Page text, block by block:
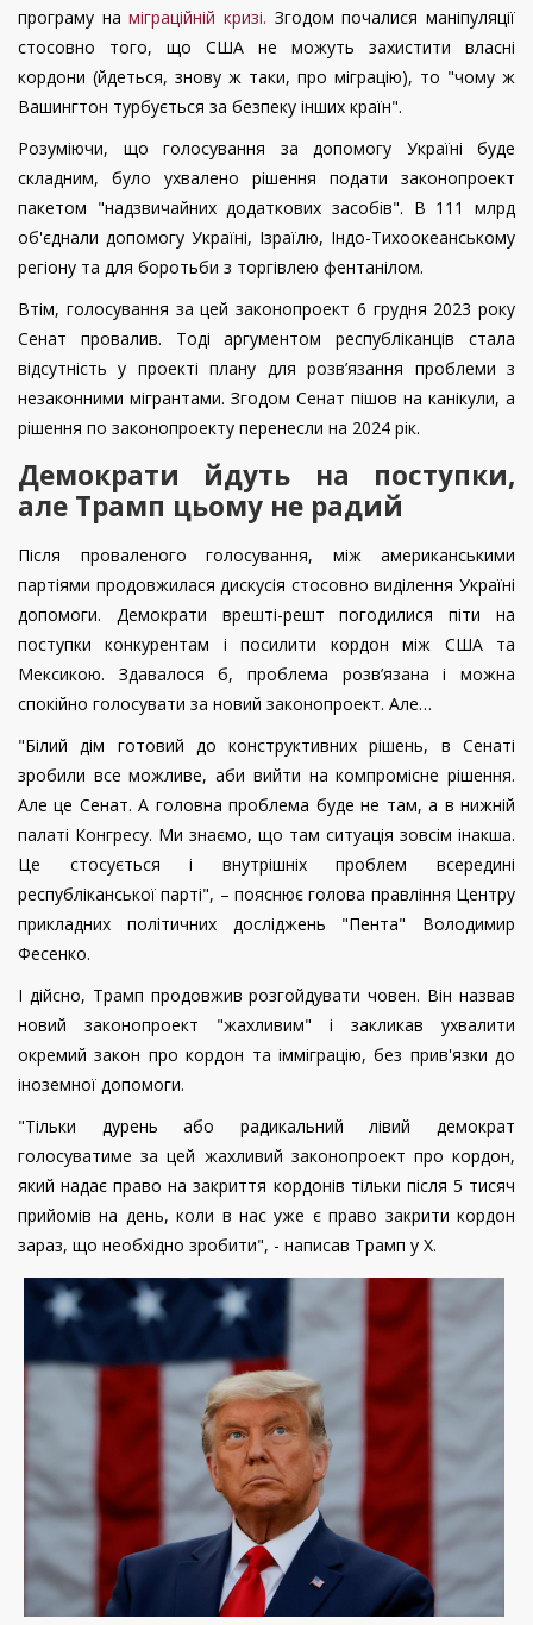
програму наміграційній кризі. Згодом почалися маніпуляції
стосовно того, що США не можуть захистити власні
кордони (йдеться, знову ж таки, про міграцію), то "чому ж
Вашингтон турбується за безпеку інших країн".
Розуміючи, що голосування за допомогу Україні буде
складним, було ухвалено рішення подати законопроект
пакетом "надзвичайних додаткових засобів". В 111 млрд
об'єднали допомогу Україні, Ізраїлю, Індо-Тихоокеанському
регіону та для боротьби з торгівлею фентанілом.
Втім, голосування за цей законопроект 6 грудня 2023 року
Сенат провалив. Тоді аргументом республіканців стала
відсутність у проекті плану для розв’язання проблеми з
незаконними мігрантами. Згодом Сенат пішов на канікули, а
рішення по законопроекту перенесли на 2024 рік.
Демократи йдуть на поступки,
але Трамп цьому не радий
Після проваленого голосування, між американськими
партіями продовжилася дискусія стосовно виділення Україні
допомоги. Демократи врешті-решт погодилися піти на
поступки конкурентам і посилити кордон між США та
Мексикою. Здавалося б, проблема розв’язана і можна
спокійно голосувати за новий законопроект. Але…
"Білий дім готовий до конструктивних рішень, в Сенаті
зробили все можливе, аби вийти на компромісне рішення.
Але це Сенат. А головна проблема буде не там, а в нижній
палаті Конгресу. Ми знаємо, що там ситуація зовсім інакша.
Це стосується і внутрішніх проблем всередині
республіканської парті", – пояснює голова правління Центру
прикладних політичних досліджень "Пента" Володимир
Фесенко.
І дійсно, Трамп продовжив розгойдувати човен. Він назвав
новий законопроект "жахливим" і закликав ухвалити
окремий закон про кордон та імміграцію, без прив'язки до
іноземної допомоги.
"Тільки дурень або радикальний лівий демократ
голосуватиме за цей жахливий законопроект про кордон,
який надає право на закриття кордонів тільки після 5 тисяч
прийомів на день, коли в нас уже є право закрити кордон
зараз, що необхідно зробити", - написав Трамп у Х.